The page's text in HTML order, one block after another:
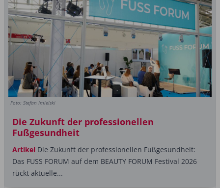
Foto: Stefan Imielski
Die Zukunft der professionellen
Fußgesundheit
Artikel Die Zukunft der professionellen Fußgesundheit:
Das FUSS FORUM auf dem BEAUTY FORUM Festival 2026
rückt aktuelle...